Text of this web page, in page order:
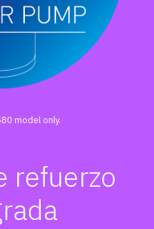
model only.
refuerzo